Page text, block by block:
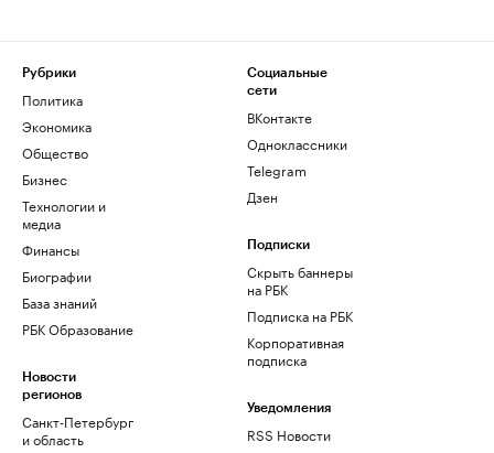
Рубрики
Политика
Экономика
Общество
Бизнес
Технологии и
медиа
Финансы
Биографии
База знаний
РБК Образование
Новости
регионов
Санкт-Петербург
и область
Социальные
сети
ВКонтакте
Одноклассники
Telegram
Дзен
Подписки
Скрыть баннеры
на РБК
Подписка на РБК
Корпоративная
подписка
Уведомления
RSS Новости